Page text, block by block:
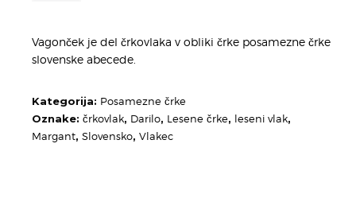
Vagonček je del črkovlaka v obliki črke posamezne črke
slovenske abecede.
Kategorija: Posamezne črke
Oznake: črkovlak, Darilo, Lesene črke, leseni vlak,
Margant, Slovensko, Vlakec